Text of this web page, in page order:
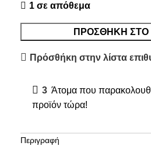
1 σε απόθεμα
ΠΡΟΣΘΉΚΗ ΣΤΟ
Πρόσθήκη στην λίστα
3 Άτομα που
προϊόν τώρα!
Περιγραφή